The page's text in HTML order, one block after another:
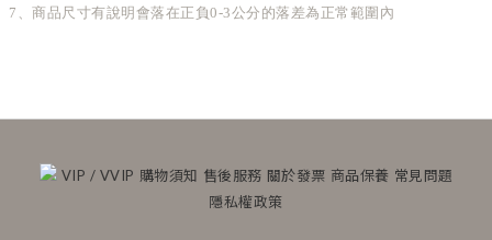
7、商品尺寸有說明會落在正負0-3公分的落差為正常範圍內
VIP / VVIP 購物須知 售後服務 關於發票 商品保養 常見問題
隱私權政策